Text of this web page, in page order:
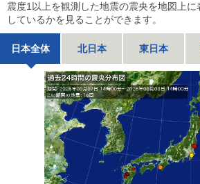
震度1以上を観測した地震の震央を地図上
しているかを見ることができます。
日本全体 北日本 東日本